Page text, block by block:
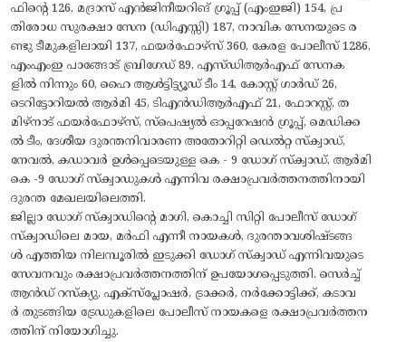
ഫിന്റെ 126, മദ്രാസ് എന്‍ജിനീയറിങ് ഗ്രൂപ്പ് (എംഇജി) 154, പ്ര
തിരോധ സുരക്ഷാ സേന (ഡിഎസ്സി) 187, നാവിക സേനയുടെ ര
ണ്ടു ടീമുകളിലായി 137, ഫയര്‍ഫോഴ്‌സ് 360, കേരള പോലീസ് 1286,
എംഎംഇ പാങ്ങോട് ബ്രിഗേഡ് 89, എസ്ഡിആര്‍എഫ് സേനക
ളില്‍ നിന്നും 60, ഹൈ ആള്‍ട്ടിട്ട്യൂഡ് ടീം 14, കോസ്റ്റ് ഗാര്‍ഡ് 26,
ടെറിട്ടോറിയല്‍ ആര്‍മി 45, ടിഎന്‍ഡിആര്‍എഫ് 21, ഫോറസ്റ്റ്, ത
മിഴ്നാട് ഫയര്‍ഫോഴ്സ്, സ്പെഷ്യല്‍ ഓപ്പറേഷന്‍ ഗ്രൂപ്പ്, മെഡിക്ക
ല്‍ ടീം, ദേശീയ ദുരന്തനിവാരണ അതോറിറ്റി ഡെല്‍റ്റ സ്‌ക്വാഡ്,
നേവല്‍, കഡാവര്‍ ഉള്‍പ്പെടെയുള്ള കെ - 9 ഡോഗ് സ്‌ക്വാഡ്, ആര്‍മി
കെ -9 ഡോഗ് സ്‌ക്വാഡുകള്‍ എന്നിവ രക്ഷാപ്രവര്‍ത്തനത്തിനായി
ദുരന്ത മേഖലയിലെത്തി.
ജില്ലാ ഡോഗ് സ്‌ക്വാഡിന്റെ മാഗി, കൊച്ചി സിറ്റി പോലീസ് ഡോഗ്
സ്‌ക്വാഡിലെ മായ, മര്‍ഫി എന്നീ നായകൾ, ദുരന്താവശിഷ്ടങ്ങ
ള്‍ എത്തിയ നിലമ്പൂരില്‍ ഇടുക്കി ഡോഗ് സ്‌ക്വാഡ് എന്നിവയുടെ
സേവനവും രക്ഷാപ്രവര്‍ത്തനത്തിന് ഉപയോഗപ്പെടുത്തി. സെര്‍ച്ച്
ആന്‍ഡ് റസ്‌ക്യു, എക്‌സ്‌പ്ലോഷര്‍, ട്രാക്കര്‍, നര്‍ക്കോട്ടിക്ക്, കടാവ
ര്‍ തുടങ്ങിയ ട്രേഡുകളിലെ പോലീസ് നായകളെ രക്ഷാപ്രവര്‍ത്തന
ത്തിന് നിയോഗിച്ചു.